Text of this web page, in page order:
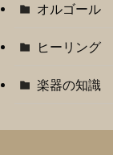
オルゴール
ヒーリング
楽器の知識